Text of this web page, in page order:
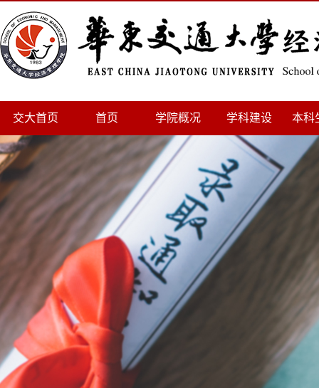
交大首页 首页 学院概况 学科建设 本科